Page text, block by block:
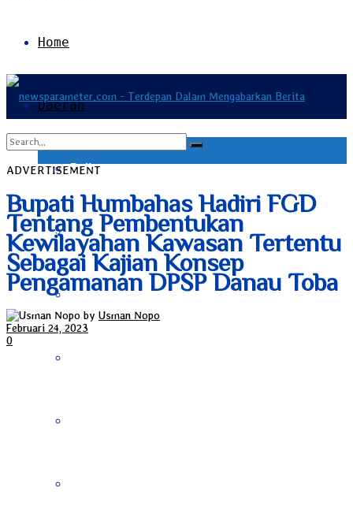
Home
Daerah
Bali
Bangka Belitung
Banten
View All Result
ADVERTISEMENT
Bupati Humbahas Hadiri FGD
Tentang Pembentukan
Kewilayahan Kawasan Tertentu
Sebagai Kajian Konsep
Pengamanan DPSP Danau Toba
by Usman Nopo
Februari 24, 2023
0